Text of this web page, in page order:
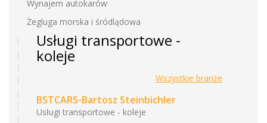
Wynajem autokarów
Żegluga morska i śródlądowa
Usługi transportowe -
koleje
Wszystkie branże
BSTCARS-Bartosz Steinbichler
Usługi transportowe - koleje